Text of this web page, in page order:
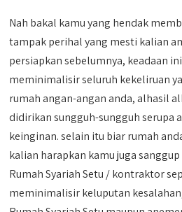
Nah bakal kamu yang hendak
tampak perihal yang mesti kalian
persiapkan sebelumnya, keadaan
meminimalisir seluruh kekeliruan
rumah angan-angan anda, alhasil
didirikan sungguh-sungguh serupa
keinginan. selain itu biar rumah
kalian harapkan kamu juga
Rumah Syariah Setu / kontraktor
meminimalisir keluputan